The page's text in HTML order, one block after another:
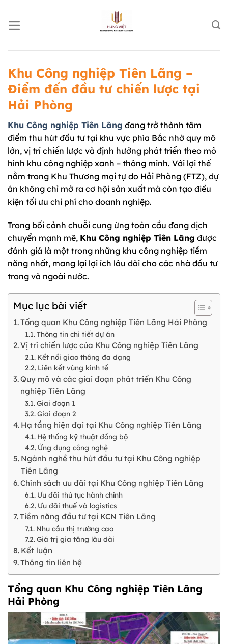
đến
nội
Khu Công nghiệp Tiên Lãng –
Điểm đến đầu tư chiến lược tại
Hải Phòng
Khu Công nghiệp Tiên Lãng đang trở thành tâm
điểm thu hút đầu tư tại khu vực phía Bắc nhờ quy mô
lớn, vị trí chiến lược và định hướng phát triển theo mô
hình khu công nghiệp xanh – thông minh. Với lợi thế
nằm trong Khu Thương mại tự do Hải Phòng (FTZ), dự
án không chỉ mở ra cơ hội sản xuất mà còn tạo điều
kiện tối ưu chi phí cho doanh nghiệp.
Trong bối cảnh chuỗi cung ứng toàn cầu đang dịch
chuyển mạnh mẽ, Khu Công nghiệp Tiên Lãng được
đánh giá là một trong những khu công nghiệp tiềm
năng nhất, mang lại lợi ích lâu dài cho các nhà đầu tư
trong và ngoài nước.
Mục lục bài viết
Tổng quan Khu Công nghiệp Tiên Lãng Hải Phòng
Thông tin chi tiết dự án
Vị trí chiến lược của Khu Công nghiệp Tiên Lãng
Kết nối giao thông đa dạng
Liên kết vùng kinh tế
Quy mô và các giai đoạn phát triển Khu Công
nghiệp Tiên Lãng
Giai đoạn 1
Giai đoạn 2
Hạ tầng hiện đại tại Khu Công nghiệp Tiên Lãng
Hệ thống kỹ thuật đồng bộ
Ứng dụng công nghệ
Ngành nghề thu hút đầu tư tại Khu Công nghiệp
Tiên Lãng
Chính sách ưu đãi tại Khu Công nghiệp Tiên Lãng
Ưu đãi thủ tục hành chính
Ưu đãi thuế và logistics
Tiềm năng đầu tư tại KCN Tiên Lãng
Nhu cầu thị trường cao
Giá trị gia tăng lâu dài
Kết luận
Thông tin liên hệ
Tổng quan Khu Công nghiệp Tiên Lãng
Hải Phòng